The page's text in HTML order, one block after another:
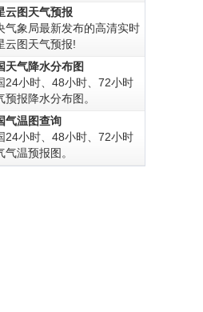
云图天气预报
气象局最新发布的高清实时
云图天气预报!
天气降水分布图
24小时、48小时、72小时
预报降水分布图。
气温图查询
24小时、48小时、72小时
气温预报图。